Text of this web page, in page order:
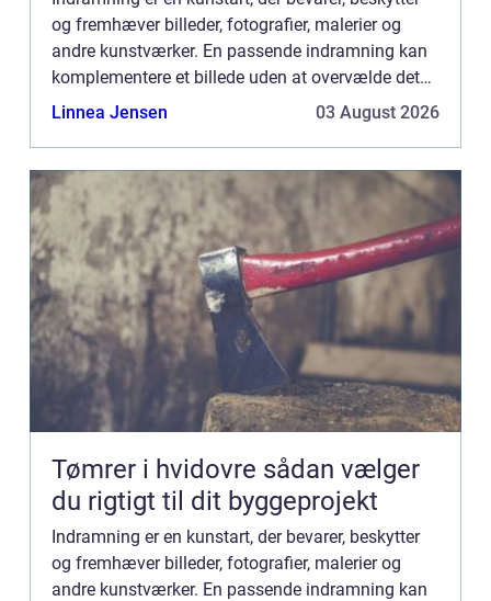
og fremhæver billeder, fotografier, malerier og
andre kunstværker. En passende indramning kan
komplementere et billede uden at overvælde det
og kan endog øge det samlede indtr...
Linnea Jensen 03 August 2026
Tømrer i hvidovre sådan vælger
du rigtigt til dit byggeprojekt
Indramning er en kunstart, der bevarer, beskytter
og fremhæver billeder, fotografier, malerier og
andre kunstværker. En passende indramning kan